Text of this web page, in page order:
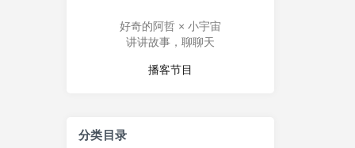
好奇的阿哲 × 小宇宙
讲讲故事，聊聊天
播客节目
分类目录